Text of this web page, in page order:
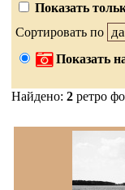
Показать
Сортировать по
Показать
Найдено: 2 ретро